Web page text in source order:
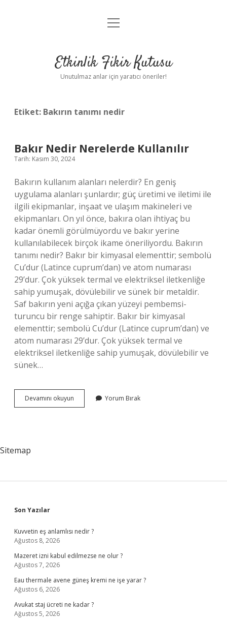
Anasayfa
Yasal Uyarı
menüyü
Etkinlik Fikir Kutusu
Unutulmaz anlar için yaratıcı öneriler!
Etiket: Bakırın tanımı nedir
Bakır Nedir Nerelerde Kullanılır
Tarih: Kasım 30, 2024
Bakırın kullanım alanları nelerdir? En geniş
uygulama alanları şunlardır; güç üretimi ve iletimi ile
ilgili ekipmanlar, inşaat ve ulaşım makineleri ve
ekipmanları. On yıl önce, bakıra olan ihtiyaç bu
kadar önemli görülmüyordu ve bakır yerine
kullanılabilecek birçok ikame öneriliyordu. Bakırın
tanımı nedir? Bakır bir kimyasal elementtir; sembolü
Cu’dur (Latince cuprum’dan) ve atom numarası
29’dur. Çok yüksek termal ve elektriksel iletkenliğe
sahip yumuşak, dövülebilir ve sünek bir metaldir.
Saf bakırın yeni açığa çıkan yüzeyi pembemsi-
turuncu bir renge sahiptir. Bakır bir kimyasal
elementtir; sembolü Cu’dur (Latince cuprum’dan) ve
atom numarası 29’dur. Çok yüksek termal ve
elektriksel iletkenliğe sahip yumuşak, dövülebilir ve
sünek…
Devamını okuyun
Nedir
Yorum Bırak
Sitemap
Sidebar
Son Yazılar
Kuvvetin eş anlamlısı nedir ?
Ağustos 8, 2026
Mazeret izni kabul edilmezse ne olur ?
Ağustos 7, 2026
Eau thermale avene güneş kremi ne işe yarar ?
Ağustos 6, 2026
Avukat staj ücreti ne kadar ?
Ağustos 5, 2026